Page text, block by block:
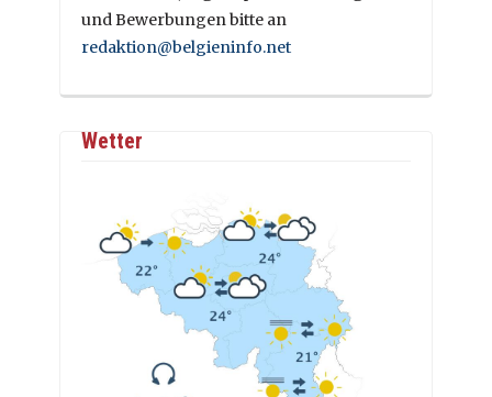
und Bewerbungen bitte an
redaktion@belgieninfo.net
Wetter